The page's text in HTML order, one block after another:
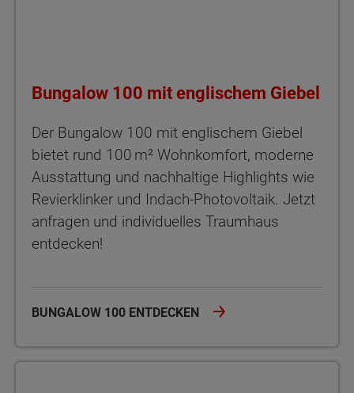
Bungalow 100 mit englischem Giebel
Der Bungalow 100 mit englischem Giebel
bietet rund 100 m² Wohnkomfort, moderne
Ausstattung und nachhaltige Highlights wie
Revierklinker und Indach-Photovoltaik. Jetzt
anfragen und individuelles Traumhaus
entdecken!
BUNGALOW 100 ENTDECKEN